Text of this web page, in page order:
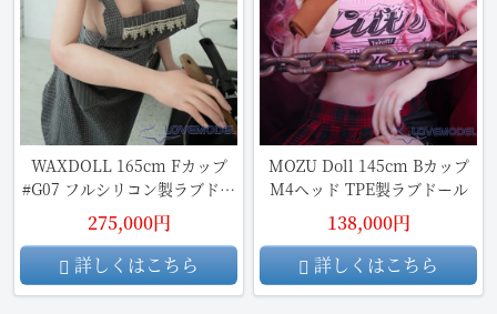
WAXDOLL 165cm Fカップ
#G07 フルシリコン製ラブドー
ル
275,000円
詳しくはこちら
MOZU Doll 145cm Bカップ
M4ヘッド TPE製ラブドール
138,000円
詳しくはこちら